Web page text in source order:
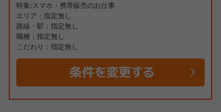
特集:スマホ・携帯販売のお仕事
エリア：指定無し
路線・駅：指定無し
職種：指定無し
こだわり：指定無し